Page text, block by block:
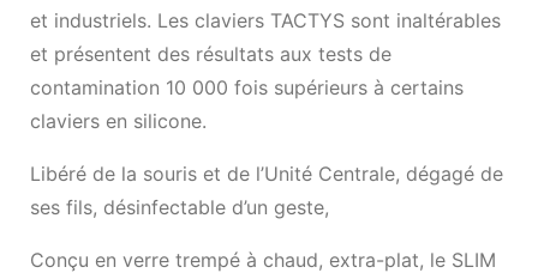
et industriels. Les claviers TACTYS sont inaltérables
et présentent des résultats aux tests de
contamination 10 000 fois supérieurs à certains
claviers en silicone.
Libéré de la souris et de l’Unité Centrale, dégagé de
ses fils, désinfectable d’un geste,
Conçu en verre trempé à chaud, extra-plat, le SLIM